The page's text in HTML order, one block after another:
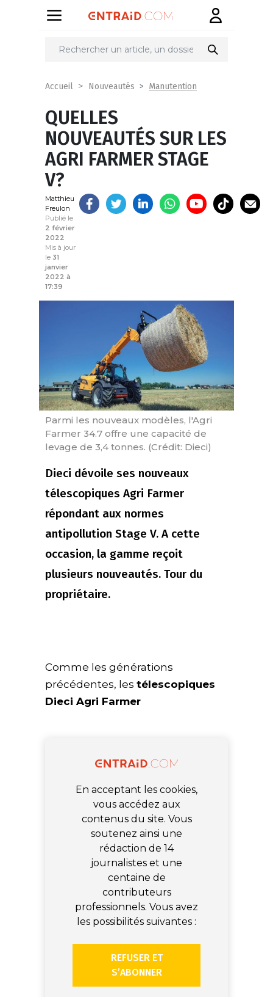
Partager
Accueil Nouveautés Manutention
QUELLES
NOUVEAUTÉS SUR LES
AGRI FARMER STAGE
V?
Matthieu
Freulon
Publié le
2 février
2022
Mis à jour
le 31
janvier
2022 à
17:39
Parmi les nouveaux modèles, l'Agri
Farmer 34.7 offre une capacité de
levage de 3,4 tonnes. (Crédit: Dieci)
Dieci dévoile ses nouveaux
télescopiques Agri Farmer
répondant aux normes
antipollution Stage V. A cette
occasion, la gamme reçoit
plusieurs nouveautés. Tour du
propriétaire.
Comme les générations
précédentes, les télescopiques
Dieci Agri Farmer
En acceptant les cookies,
vous accédez aux
contenus du site. Vous
soutenez ainsi une
rédaction de 14
journalistes et une
centaine de
contributeurs
professionnels. Vous avez
les possibilités suivantes :
REFUSER ET
S’ABONNER